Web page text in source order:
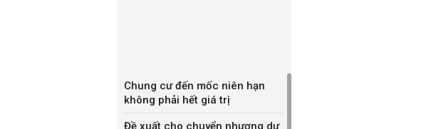
Chung cư đến mốc niên hạn
không phải hết giá trị
Đề xuất cho chuyển nhượng dự